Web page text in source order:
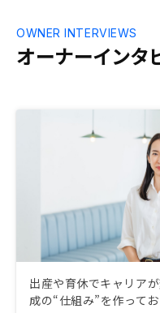
オーナーインタ
OWNER INTERVIEWS
出産や育休でキャリア
成の“仕組み”を作ってお